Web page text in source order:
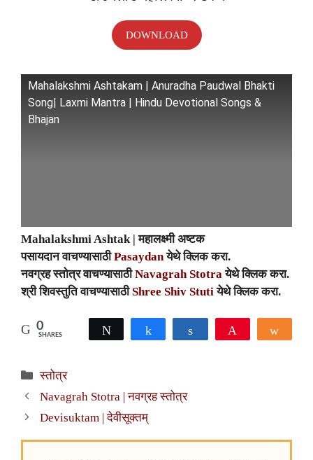
DOWNLOAD
Mahalakshmi Ashtakam | Anuradha Paudwal Bhakti
Song| Laxmi Mantra | Hindu Devotional Songs &
Bhajan
Mahalakshmi Ashtak | महालक्ष्मी अष्टक
पसायदान वाचण्यासाठीPasaydanयेथे क्लिक करा.
नवग्रह स्तोत्र वाचण्यासाठीNavagrah Stotra येथे क्लिक करा.
श्री शिवस्तुति वाचण्यासाठीShree Shiv Stuti येथे क्लिक करा.
0
SHARES
Tweet Share
Categories
स्तोत्र
Navagrah Stotra | नवग्रह स्तोत्र
Devisuktam | देवीसूक्तम्